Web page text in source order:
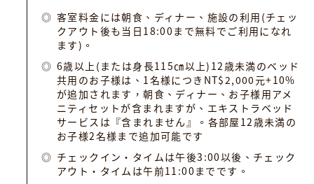
客室料金には朝食、ディナー、施設の利用(チェッ
クアウト後も当日18:00まで無料でご利用になれ
ます)。
6歳以上(または身長115㎝以上)12歳未満のベッド
共用のお子様は、1名様につきNT$2,000元+10%
が追加されます，朝食、ディナー、お子様用アメ
ニティセットが含まれますが、エキストラベッド
サービスは『含まれません』。各部屋12歳未満の
お子様2名様まで追加可能です
チェックイン・タイムは午後3:00以後、チェック
アウト・タイムは午前11:00までです。